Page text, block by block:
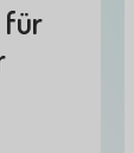
für